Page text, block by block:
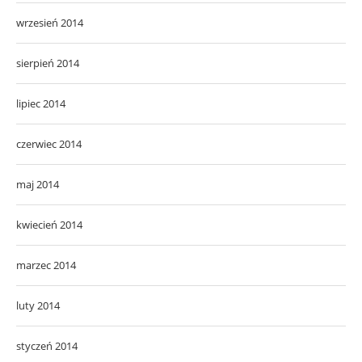
wrzesień 2014
sierpień 2014
lipiec 2014
czerwiec 2014
maj 2014
kwiecień 2014
marzec 2014
luty 2014
styczeń 2014